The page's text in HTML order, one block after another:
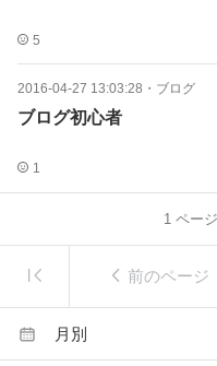
5
2016-04-27 13:03:28 ・ ブログ
ブログ初心者
1
1 ペー
前のページ
月別